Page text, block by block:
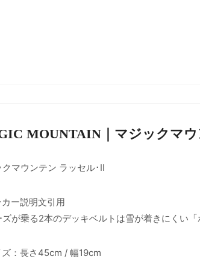
MOUNTAIN｜マジックマウ
クマウンテン ラッセル･II
ー説明文引用
ズが乗る2本のデッキベルトは雪が着きにくい
：長さ45cm / 幅19cm